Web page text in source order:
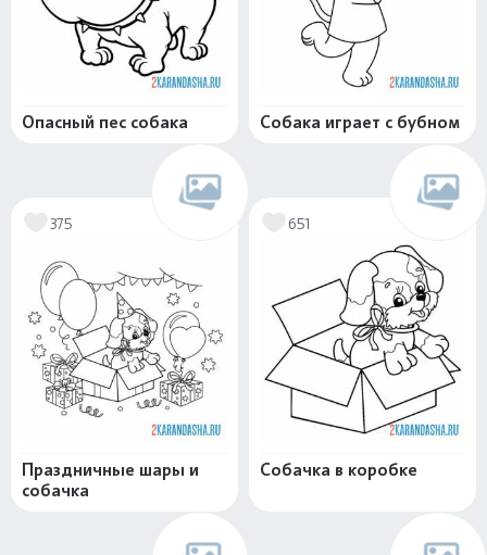
Опасный пес собака Собака играет с бубном
375
Праздничные шары и
собачка
651
Собачка в коробке